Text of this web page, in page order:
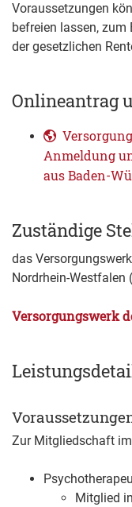
Voraussetzungen
befreien lassen,
der gesetzlichen
Onlineantrag
Anmeldung
aus Baden-
Zuständige
das
Nordrhein-Westfalen
Versorgungswerk
Zur Mitgliedschaft
Mitglied